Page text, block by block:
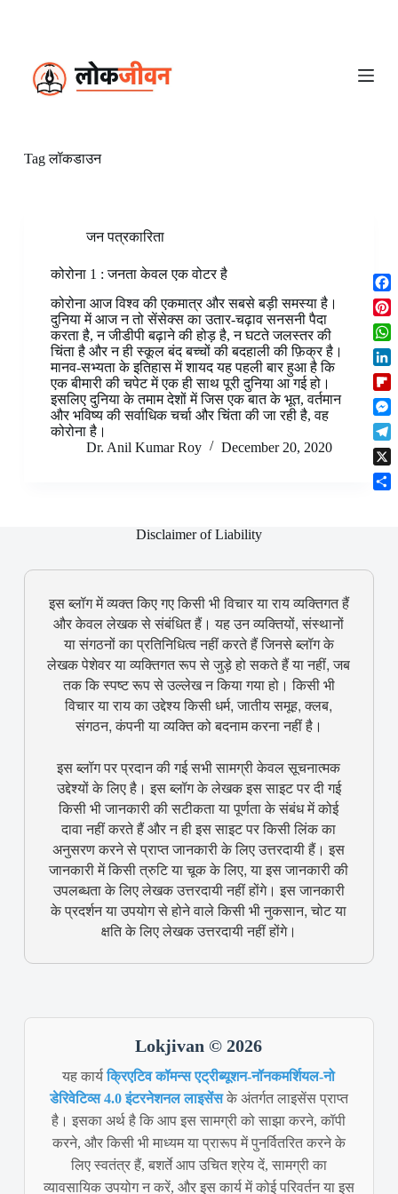
Tagलॉकडाउन
जन पत्रकारिता
कोरोना 1 : जनता केवल एक वोटर है
कोरोना आज विश्व की एकमात्र और सबसे बड़ी समस्या है।
दुनिया में आज न तो सेंसेक्स का उतार-चढ़ाव सनसनी पैदा
करता है, न जीडीपी बढ़ाने की होड़ है, न घटते जलस्तर की
चिंता है और न ही स्कूल बंद बच्चों की बदहाली की फ़िक्र है।
मानव-सभ्यता के इतिहास में शायद यह पहली बार हुआ है कि
एक बीमारी की चपेट में एक ही साथ पूरी दुनिया आ गई हो।
इसलिए दुनिया के तमाम देशों में जिस एक बात के भूत, वर्तमान
और भविष्य की सर्वाधिक चर्चा और चिंता की जा रही है, वह
कोरोना है।
Dr. Anil Kumar Roy
December 20, 2020
Disclaimer of Liability
इस ब्लॉग में व्यक्त किए गए किसी भी विचार या राय व्यक्तिगत हैं
और केवल लेखक से संबंधित हैं। यह उन व्यक्तियों, संस्थानों
या संगठनों का प्रतिनिधित्व नहीं करते हैं जिनसे ब्लॉग के
लेखक पेशेवर या व्यक्तिगत रूप से जुड़े हो सकते हैं या नहीं, जब
तक कि स्पष्ट रूप से उल्लेख न किया गया हो। किसी भी
विचार या राय का उद्देश्य किसी धर्म, जातीय समूह, क्लब,
संगठन, कंपनी या व्यक्ति को बदनाम करना नहीं है।
इस ब्लॉग पर प्रदान की गई सभी सामग्री केवल सूचनात्मक
उद्देश्यों के लिए है। इस ब्लॉग के लेखक इस साइट पर दी गई
किसी भी जानकारी की सटीकता या पूर्णता के संबंध में कोई
दावा नहीं करते हैं और न ही इस साइट पर किसी लिंक का
अनुसरण करने से प्राप्त जानकारी के लिए उत्तरदायी हैं। इस
जानकारी में किसी त्रुटि या चूक के लिए, या इस जानकारी की
उपलब्धता के लिए लेखक उत्तरदायी नहीं होंगे। इस जानकारी
के प्रदर्शन या उपयोग से होने वाले किसी भी नुकसान, चोट या
क्षति के लिए लेखक उत्तरदायी नहीं होंगे।
Lokjivan © 2026
यह कार्यक्रिएटिव कॉमन्स एट्रीब्यूशन-नॉनकमर्शियल-नो
डेरिवेटिव्स 4.0 इंटरनेशनल लाइसेंसके अंतर्गत लाइसेंस प्राप्त
है। इसका अर्थ है कि आप इस सामग्री को साझा करने, कॉपी
करने, और किसी भी माध्यम या प्रारूप में पुनर्वितरित करने के
लिए स्वतंत्र हैं, बशर्ते आप उचित श्रेय दें, सामग्री का
व्यावसायिक उपयोग न करें, और इस कार्य में कोई परिवर्तन या इस
F
a
c
e
b
o
o
k
P
i
n
t
e
r
e
s
t
W
h
a
t
s
A
p
p
L
i
n
k
e
d
I
F
l
i
p
b
o
M
e
s
s
e
T
e
l
m
X